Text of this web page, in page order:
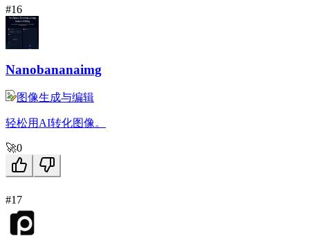
#16
Nanobananaimg
图像生成与编辑
轻松用AI转化图像。
🚀0
#17